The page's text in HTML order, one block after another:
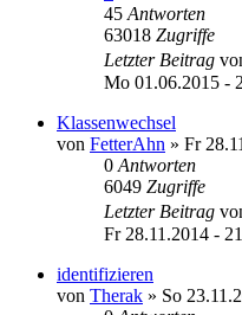
45 Antworten
63018 Zugriffe
Letzter Beitrag
Mo 01.06.2015 -
Klassenwechsel
von FetterAhn » Fr
0 Antworten
6049 Zugriffe
Letzter Beitrag
Fr 28.11.2014 -
identifizieren
von Therak » So